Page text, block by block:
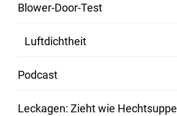
Blower-Door-Test
Luftdichtheit
Podcast
Leckagen: Zieht wie Hechtsuppe